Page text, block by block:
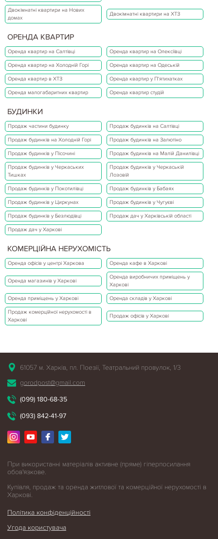
Двокімнатні квартири на Нових
домах
Двокімнатні квартири на ХТЗ
ОРЕНДА КВАРТИР
Оренда квартир на Салтівці Оренда квартир на Олексіївці
Оренда квартир на Холодній Горі Оренда квартир на Одеській
Оренда квартир в ХТЗ Оренда квартир у П'ятихатках
Оренда малогабаритних квартир Оренда квартир студій
БУДИНКИ
Продаж частини будинку Продаж будинків на Салтівці
Продаж будинків на Холодній Горі Продаж будинків на Залютіно
Продаж будинків у Пісочині Продаж будинків на Малій Данилівці
Продаж будинків у Черкаських
Тишках
Продаж будинків у Черкаській
Лозовій
Продаж будинків у Покотилівці Продаж будинків у Бабаях
Продаж будинків у Циркунах Продаж будинків у Чугуєві
Продаж будинків у Безлюдівці Продаж дач у Харківській області
Продаж дач у Харкові
КОМЕРЦІЙНА НЕРУХОМІСТЬ
Оренда офісів у центрі Харкова Оренда кафе в Харкові
Оренда магазинів у Харкові
Оренда виробничих приміщень у
Харкові
Оренда приміщень у Харкові Оренда складів у Харкові
Продаж комерційної нерухомості в
Харкові
Продаж офісів у Харкові
61057 м. Харків, пл. Поезії, Театральний провулок, 1/3
gorodpost@gmail.com
(099) 180-68-35
(093) 842-41-97
При використанні матеріалів активне (пряме) гіперпосилання
обов'язкове.
Купівля, продаж та оренда житлової та комерційної нерухомості в
Харкові.
Політика конфіденційності
Угода користувача